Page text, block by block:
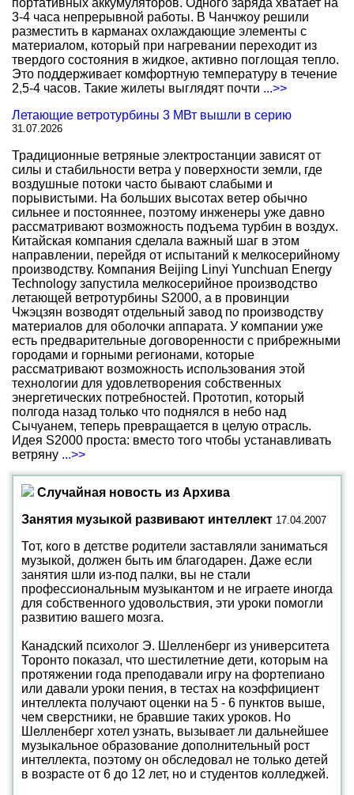
портативных аккумуляторов. Одного заряда хватает на
3-4 часа непрерывной работы. В Чанчжоу решили
разместить в карманах охлаждающие элементы с
материалом, который при нагревании переходит из
твердого состояния в жидкое, активно поглощая тепло.
Это поддерживает комфортную температуру в течение
2,5-4 часов. Такие жилеты выглядят почти ...>>
Летающие ветротурбины 3 МВт вышли в серию
31.07.2026
Традиционные ветряные электростанции зависят от
силы и стабильности ветра у поверхности земли, где
воздушные потоки часто бывают слабыми и
порывистыми. На больших высотах ветер обычно
сильнее и постояннее, поэтому инженеры уже давно
рассматривают возможность подъема турбин в воздух.
Китайская компания сделала важный шаг в этом
направлении, перейдя от испытаний к мелкосерийному
производству. Компания Beijing Linyi Yunchuan Energy
Technology запустила мелкосерийное производство
летающей ветротурбины S2000, а в провинции
Чжэцзян возводят отдельный завод по производству
материалов для оболочки аппарата. У компании уже
есть предварительные договоренности с прибрежными
городами и горными регионами, которые
рассматривают возможность использования этой
технологии для удовлетворения собственных
энергетических потребностей. Прототип, который
полгода назад только что поднялся в небо над
Сычуанем, теперь превращается в целую отрасль.
Идея S2000 проста: вместо того чтобы устанавливать
ветряну ...>>
Случайная новость из Архива
Занятия музыкой развивают интеллект 17.04.2007
Тот, кого в детстве родители заставляли заниматься
музыкой, должен быть им благодарен. Даже если
занятия шли из-под палки, вы не стали
профессиональным музыкантом и не играете иногда
для собственного удовольствия, эти уроки помогли
развитию вашего мозга.
Канадский психолог Э. Шелленберг из университета
Торонто показал, что шестилетние дети, которым на
протяжении года преподавали игру на фортепиано
или давали уроки пения, в тестах на коэффициент
интеллекта получают оценки на 5 - 6 пунктов выше,
чем сверстники, не бравшие таких уроков. Но
Шелленберг хотел узнать, вызывает ли дальнейшее
музыкальное образование дополнительный рост
интеллекта, поэтому он обследовал не только детей
в возрасте от 6 до 12 лет, но и студентов колледжей.